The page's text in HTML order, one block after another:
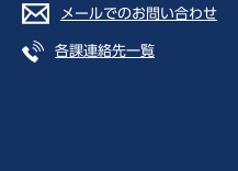
メールでのお問い合わせ
各課連絡先一覧